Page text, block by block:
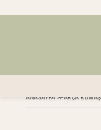
ANASAYFA >PARÇA KUMAŞ